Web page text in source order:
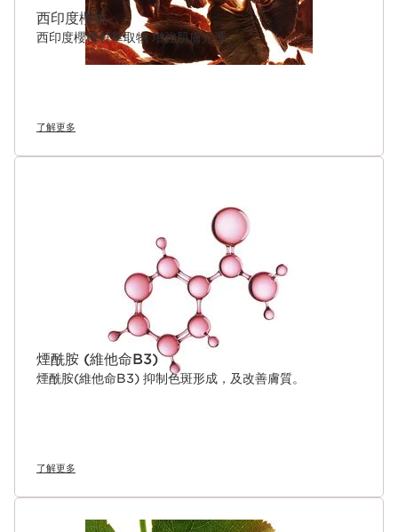
西印度櫻桃
西印度櫻桃籽萃取物 增強肌膚光澤。
了解更多
煙酰胺 (維他命B3)
煙酰胺(維他命B3) 抑制色斑形成，及改善膚質。
了解更多